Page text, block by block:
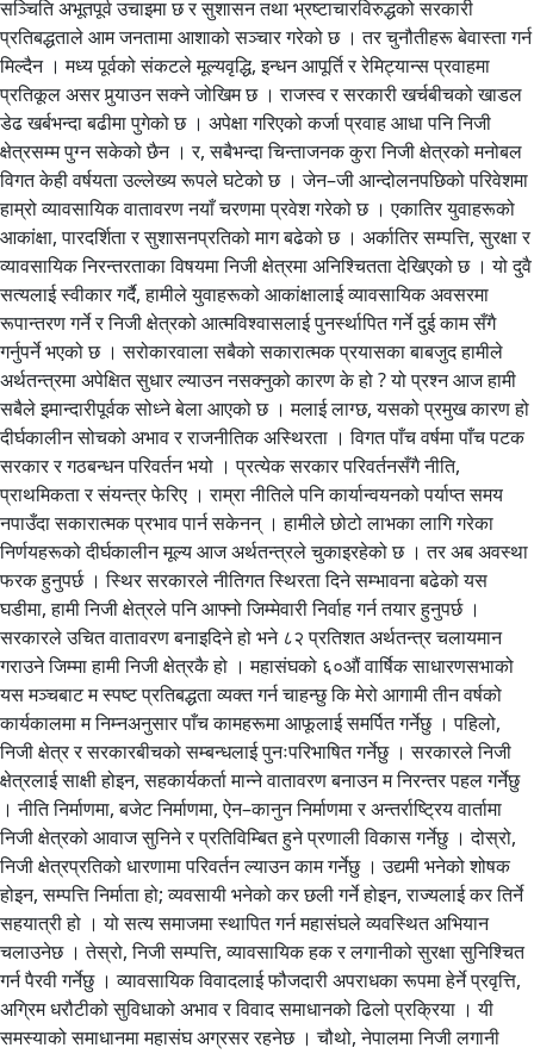
सञ्चिति अभूतपूर्व उचाइमा छ र सुशासन तथा भ्रष्टाचारविरुद्धको सरकारी
प्रतिबद्धताले आम जनतामा आशाको सञ्चार गरेको छ । तर चुनौतीहरू बेवास्ता गर्न
मिल्दैन । मध्य पूर्वको संकटले मूल्यवृद्धि, इन्धन आपूर्ति र रेमिट्यान्स प्रवाहमा
प्रतिकूल असर पुर्‍याउन सक्ने जोखिम छ । राजस्व र सरकारी खर्चबीचको खाडल
डेढ खर्बभन्दा बढीमा पुगेको छ । अपेक्षा गरिएको कर्जा प्रवाह आधा पनि निजी
क्षेत्रसम्म पुग्न सकेको छैन । र, सबैभन्दा चिन्ताजनक कुरा निजी क्षेत्रको मनोबल
विगत केही वर्षयता उल्लेख्य रूपले घटेको छ । जेन–जी आन्दोलनपछिको परिवेशमा
हाम्रो व्यावसायिक वातावरण नयाँ चरणमा प्रवेश गरेको छ । एकातिर युवाहरूको
आकांक्षा, पारदर्शिता र सुशासनप्रतिको माग बढेको छ । अर्कातिर सम्पत्ति, सुरक्षा र
व्यावसायिक निरन्तरताका विषयमा निजी क्षेत्रमा अनिश्चितता देखिएको छ । यो दुवै
सत्यलाई स्वीकार गर्दै, हामीले युवाहरूको आकांक्षालाई व्यावसायिक अवसरमा
रूपान्तरण गर्ने र निजी क्षेत्रको आत्मविश्वासलाई पुनर्स्थापित गर्ने दुई काम सँगै
गर्नुपर्ने भएको छ । सरोकारवाला सबैको सकारात्मक प्रयासका बाबजुद हामीले
अर्थतन्त्रमा अपेक्षित सुधार ल्याउन नसक्नुको कारण के हो ? यो प्रश्न आज हामी
सबैले इमान्दारीपूर्वक सोध्ने बेला आएको छ । मलाई लाग्छ, यसको प्रमुख कारण हो
दीर्घकालीन सोचको अभाव र राजनीतिक अस्थिरता । विगत पाँच वर्षमा पाँच पटक
सरकार र गठबन्धन परिवर्तन भयो । प्रत्येक सरकार परिवर्तनसँगै नीति,
प्राथमिकता र संयन्त्र फेरिए । राम्रा नीतिले पनि कार्यान्वयनको पर्याप्त समय
नपाउँदा सकारात्मक प्रभाव पार्न सकेनन् । हामीले छोटो लाभका लागि गरेका
निर्णयहरूको दीर्घकालीन मूल्य आज अर्थतन्त्रले चुकाइरहेको छ । तर अब अवस्था
फरक हुनुपर्छ । स्थिर सरकारले नीतिगत स्थिरता दिने सम्भावना बढेको यस
घडीमा, हामी निजी क्षेत्रले पनि आफ्नो जिम्मेवारी निर्वाह गर्न तयार हुनुपर्छ ।
सरकारले उचित वातावरण बनाइदिने हो भने ८२ प्रतिशत अर्थतन्त्र चलायमान
गराउने जिम्मा हामी निजी क्षेत्रकै हो । महासंघको ६०औं वार्षिक साधारणसभाको
यस मञ्चबाट म स्पष्ट प्रतिबद्धता व्यक्त गर्न चाहन्छु कि मेरो आगामी तीन वर्षको
कार्यकालमा म निम्नअनुसार पाँच कामहरूमा आफूलाई समर्पित गर्नेछु । पहिलो,
निजी क्षेत्र र सरकारबीचको सम्बन्धलाई पुनःपरिभाषित गर्नेछु । सरकारले निजी
क्षेत्रलाई साक्षी होइन, सहकार्यकर्ता मान्ने वातावरण बनाउन म निरन्तर पहल गर्नेछु
। नीति निर्माणमा, बजेट निर्माणमा, ऐन–कानुन निर्माणमा र अन्तर्राष्ट्रिय वार्तामा
निजी क्षेत्रको आवाज सुनिने र प्रतिविम्बित हुने प्रणाली विकास गर्नेछु । दोस्रो,
निजी क्षेत्रप्रतिको धारणामा परिवर्तन ल्याउन काम गर्नेछु । उद्यमी भनेको शोषक
होइन, सम्पत्ति निर्माता हो; व्यवसायी भनेको कर छली गर्ने होइन, राज्यलाई कर तिर्ने
सहयात्री हो । यो सत्य समाजमा स्थापित गर्न महासंघले व्यवस्थित अभियान
चलाउनेछ । तेस्रो, निजी सम्पत्ति, व्यावसायिक हक र लगानीको सुरक्षा सुनिश्चित
गर्न पैरवी गर्नेछु । व्यावसायिक विवादलाई फौजदारी अपराधका रूपमा हेर्ने प्रवृत्ति,
अग्रिम धरौटीको सुविधाको अभाव र विवाद समाधानको ढिलो प्रक्रिया । यी
समस्याको समाधानमा महासंघ अग्रसर रहनेछ । चौथो, नेपालमा निजी लगानी